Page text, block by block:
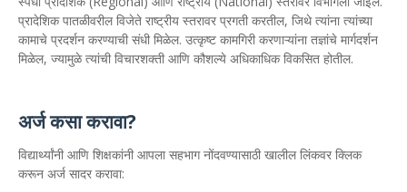
प्रादेशिक पातळीवरील विजेते राष्ट्रीय स्तरावर प्रगती करतील, जिथे त्यांना त्यांच्या
कामाचे प्रदर्शन करण्याची संधी मिळेल. उत्कृष्ट कामगिरी करणाऱ्यांना तज्ञांचे मार्गदर्शन
मिळेल, ज्यामुळे त्यांची विचारशक्ती आणि कौशल्ये अधिकाधिक विकसित होतील.
अर्ज कसा करावा?
विद्यार्थ्यांनी आणि शिक्षकांनी आपला सहभाग नोंदवण्यासाठी खालील लिंकवर क्लिक
करून अर्ज सादर करावा: